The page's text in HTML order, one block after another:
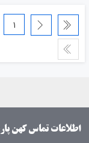
1
اطلاعات تماس کهن